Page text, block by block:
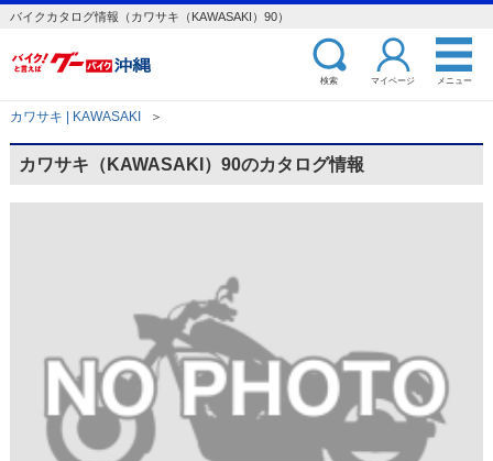
バイクカタログ情報（カワサキ（KAWASAKI）90）
検索 マイページ メニュー
カワサキ | KAWASAKI ＞
カワサキ（KAWASAKI）90のカタログ情報